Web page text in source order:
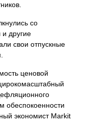
со
другие
свои отпускные
ценовой
обеспокоенности
экономист Markit